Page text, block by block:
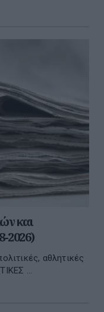
και
2026)
αθλητικές
...